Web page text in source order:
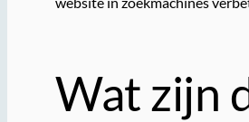
Wat zijn